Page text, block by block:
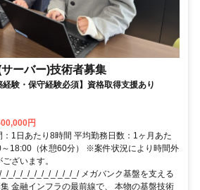
ーバー)技術者募集
経験・保守経験必須】資格取得支援あり
円
1日あたり8時間 平均勤務日数：1ヶ月あた
～18:00（休憩60分） ※案件状況により時間外
ざいます。
_/_/_/_/_/_/_/_/_/_/ メガバンク基盤を支える
金融インフラの最前線で、 本物の基盤技術